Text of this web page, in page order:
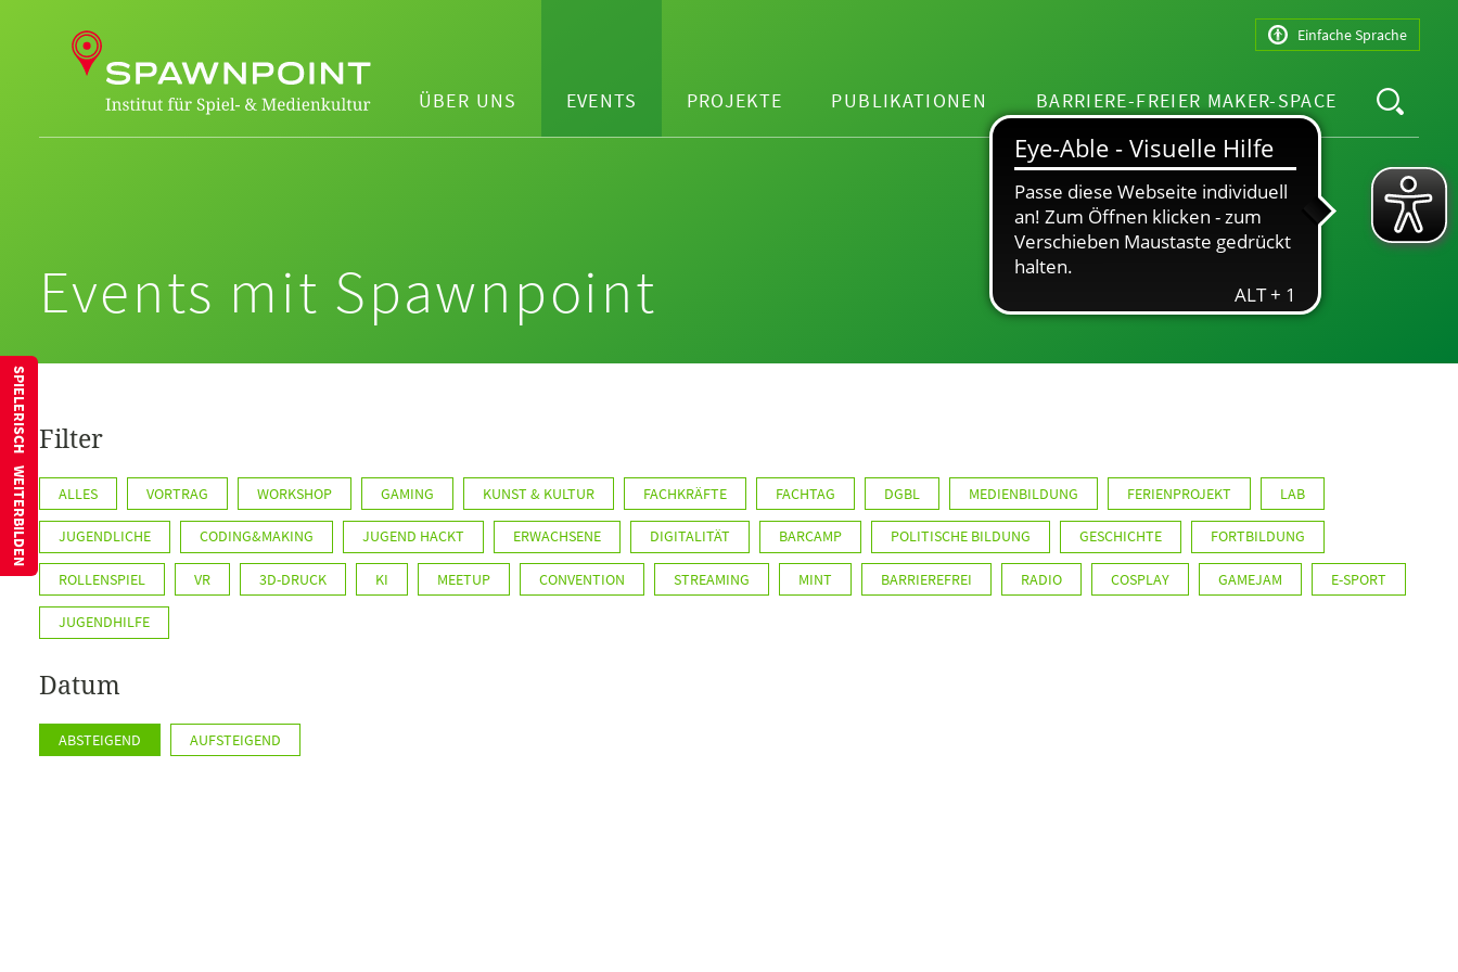
Einfache Sprache
ÜBER UNS EVENTS PROJEKTE PUBLIKATIONEN BARRIERE-FREIER MAKER-SPACE
Events mit Spawnpoint
Filter
ALLES VORTRAG WORKSHOP GAMING KUNST & KULTUR FACHKRÄFTE FACHTAG DGBL MEDIENBILDUNG FERIENPROJEKT LAB
JUGENDLICHE CODING&MAKING JUGEND HACKT ERWACHSENE DIGITALITÄT BARCAMP POLITISCHE BILDUNG GESCHICHTE FORTBILDUNG
ROLLENSPIEL VR 3D-DRUCK KI MEETUP CONVENTION STREAMING MINT BARRIEREFREI RADIO COSPLAY GAMEJAM E-SPORT
JUGENDHILFE
Datum
ABSTEIGEND AUFSTEIGEND
SPIELERISCH WEITERBILDEN